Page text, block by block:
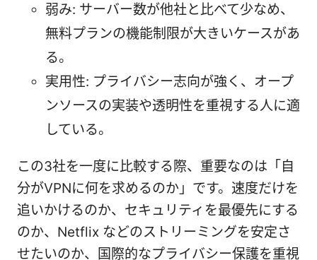
弱み: サーバー数が他社と比べて少なめ、
無料プランの機能制限が大きいケースがあ
る。
実用性: プライバシー志向が強く、オープ
ンソースの実装や透明性を重視する人に適
している。
この3社を一度に比較する際、重要なのは「自
分がVPNに何を求めるのか」です。速度だけを
追いかけるのか、セキュリティを最優先にする
のか、Netflix などのストリーミングを安定さ
せたいのか、国際的なプライバシー保護を重視